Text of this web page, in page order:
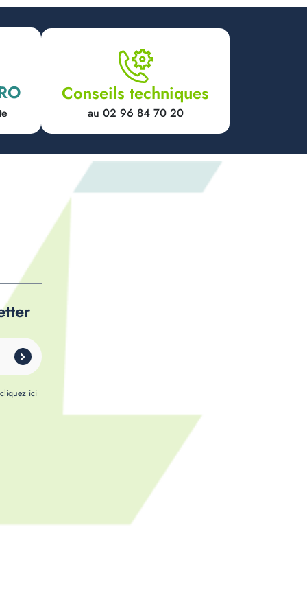
Conseils techniques
au 02 96 84 70 20
cliquez ici